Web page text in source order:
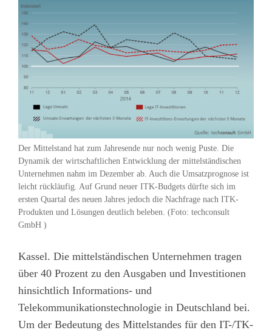
Der Mittelstand hat zum Jahresende nur noch wenig Puste. Die
Dynamik der wirtschaftlichen Entwicklung der mittelständischen
Unternehmen nahm im Dezember ab. Auch die Umsatzprognose ist
leicht rückläufig. Auf Grund neuer ITK-Budgets dürfte sich im
ersten Quartal des neuen Jahres jedoch die Nachfrage nach ITK-
Produkten und Lösungen deutlich beleben. (Foto: techconsult
GmbH )
Kassel. Die mittelständischen Unternehmen tragen
über 40 Prozent zu den Ausgaben und Investitionen
hinsichtlich Informations- und
Telekommunikationstechnologie in Deutschland bei.
Um der Bedeutung des Mittelstandes für den IT-/TK-